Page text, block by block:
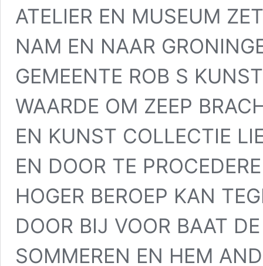
ATELIER EN MUSEUM
NAM EN NAAR
GEMEENTE ROB S
WAARDE OM ZEEP
EN KUNST COLLECTIE
EN DOOR TE
HOGER BEROEP KAN
DOOR BIJ VOOR BAAT
SOMMEREN EN HEM